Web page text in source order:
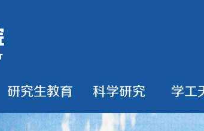
研究生教育 科学研究 学工